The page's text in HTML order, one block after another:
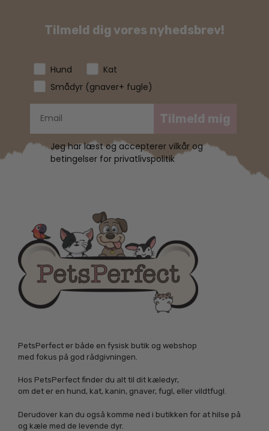
Tilmeld dig vores nyhedsbrev!
Hund
Kat
Smådyr (gnaver+ fugle)
Tilmeld mig
Jeg har læst og accepterer vilkår og
betingelser for privatlivspolitik
PetsPerfect er både en fysisk butik og webshop
med fokus på god rådgivningen.
Hos PetsPerfect finder du alt til dit kæledyr,
om det er en hund, kat, kanin, gnaver, fugl, eller vildtfugl.
Derudover kan du også komme ned i butikken for at hilse på
og kæle med de levende dyr.